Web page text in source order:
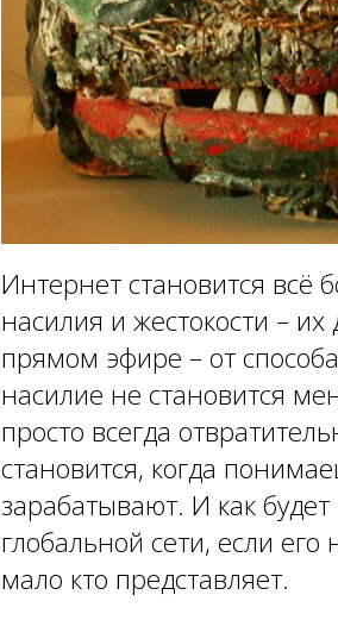
Интернет становится всё
насилия и жестокости –
прямом эфире – от
насилие не становится
просто всегда
становится, когда
зарабатывают. И как
глобальной сети, если
мало кто представляет.